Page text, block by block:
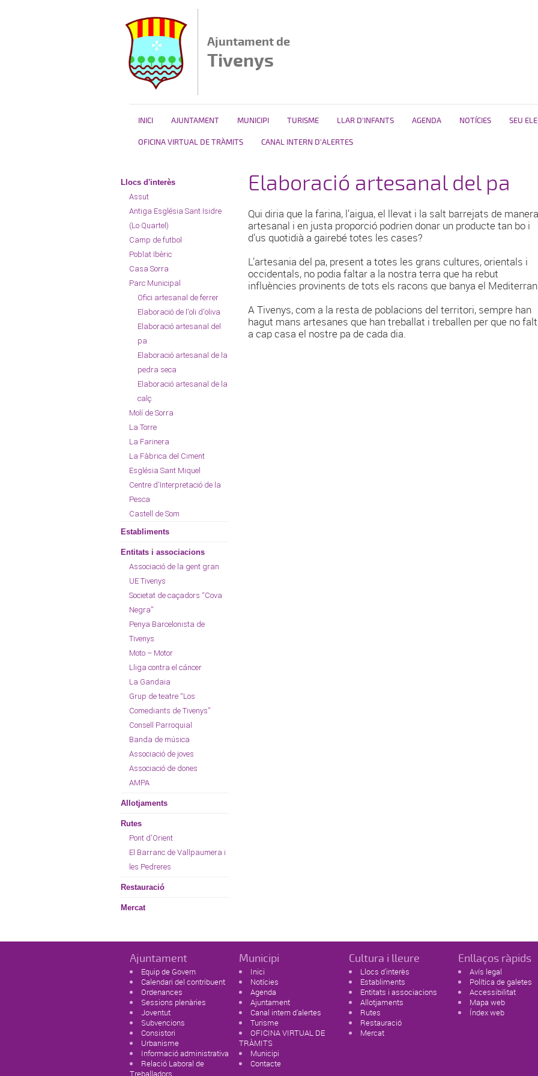
Ajuntament de
Tivenys
INICI AJUNTAMENT MUNICIPI TURISME LLAR D'INFANTS AGENDA NOTÍCIES SEU
OFICINA VIRTUAL DE TRÀMITS CANAL INTERN D'ALERTES
Llocs d'interès
Assut
Antiga Església Sant Isidre
(Lo Quartel)
Camp de futbol
Poblat Ibèric
Casa Sorra
Parc Municipal
Ofici artesanal de ferrer
Elaboració de l'oli d'oliva
Elaboració artesanal del
pa
Elaboració artesanal de la
pedra seca
Elaboració artesanal de la
calç
Molí de Sorra
La Torre
La Farinera
La Fàbrica del Ciment
Església Sant Miquel
Centre d'Interpretació de la
Pesca
Castell de Som
Establiments
Entitats i associacions
Associació de la gent gran
UE Tivenys
Societat de caçadors “Cova
Negra”
Penya Barcelonista de
Tivenys
Moto – Motor
Lliga contra el cáncer
La Gandaia
Grup de teatre “Los
Comediants de Tivenys”
Consell Parroquial
Banda de música
Associació de joves
Associació de dones
AMPA
Allotjaments
Rutes
Pont d'Orient
El Barranc de Vallpaumera i
les Pedreres
Restauració
Mercat
Elaboració artesanal del pa
Qui diria que la farina, l’aigua, el llevat i la salt barrejats de manera
artesanal i en justa proporció podrien donar un producte tan bo i
d’us quotidià a gairebé totes les cases?
L’artesania del pa, present a totes les grans cultures, orientals i
occidentals, no podia faltar a la nostra terra que ha rebut
influències provinents de tots els racons que banya el
A Tivenys, com a la resta de poblacions del territori, sempre han
hagut mans artesanes que han treballat i treballen per que no
a cap casa el nostre pa de cada dia.
Ajuntament
Equip de Govern
Calendari del contribuent
Ordenances
Sessions plenàries
Joventut
Subvencions
Consistori
Urbanisme
Informació administrativa
Relació Laboral de
Treballadors
Municipi
Inici
Notícies
Agenda
Ajuntament
Canal intern d'alertes
Turisme
OFICINA VIRTUAL DE
TRÀMITS
Municipi
Contacte
Cultura i lleure
Llocs d'interès
Establiments
Entitats i associacions
Allotjaments
Rutes
Restauració
Mercat
Enllaços ràpids
Avís legal
Política de galetes
Accessibilitat
Mapa web
Índex web